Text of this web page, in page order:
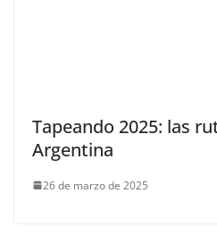
Tapeando 2025: las
Argentina
26 de marzo de 2025